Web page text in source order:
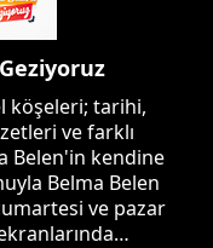
köşeleri; tarihi,
ve farklı
Belen'in kendine
Belma Belen
ve pazar